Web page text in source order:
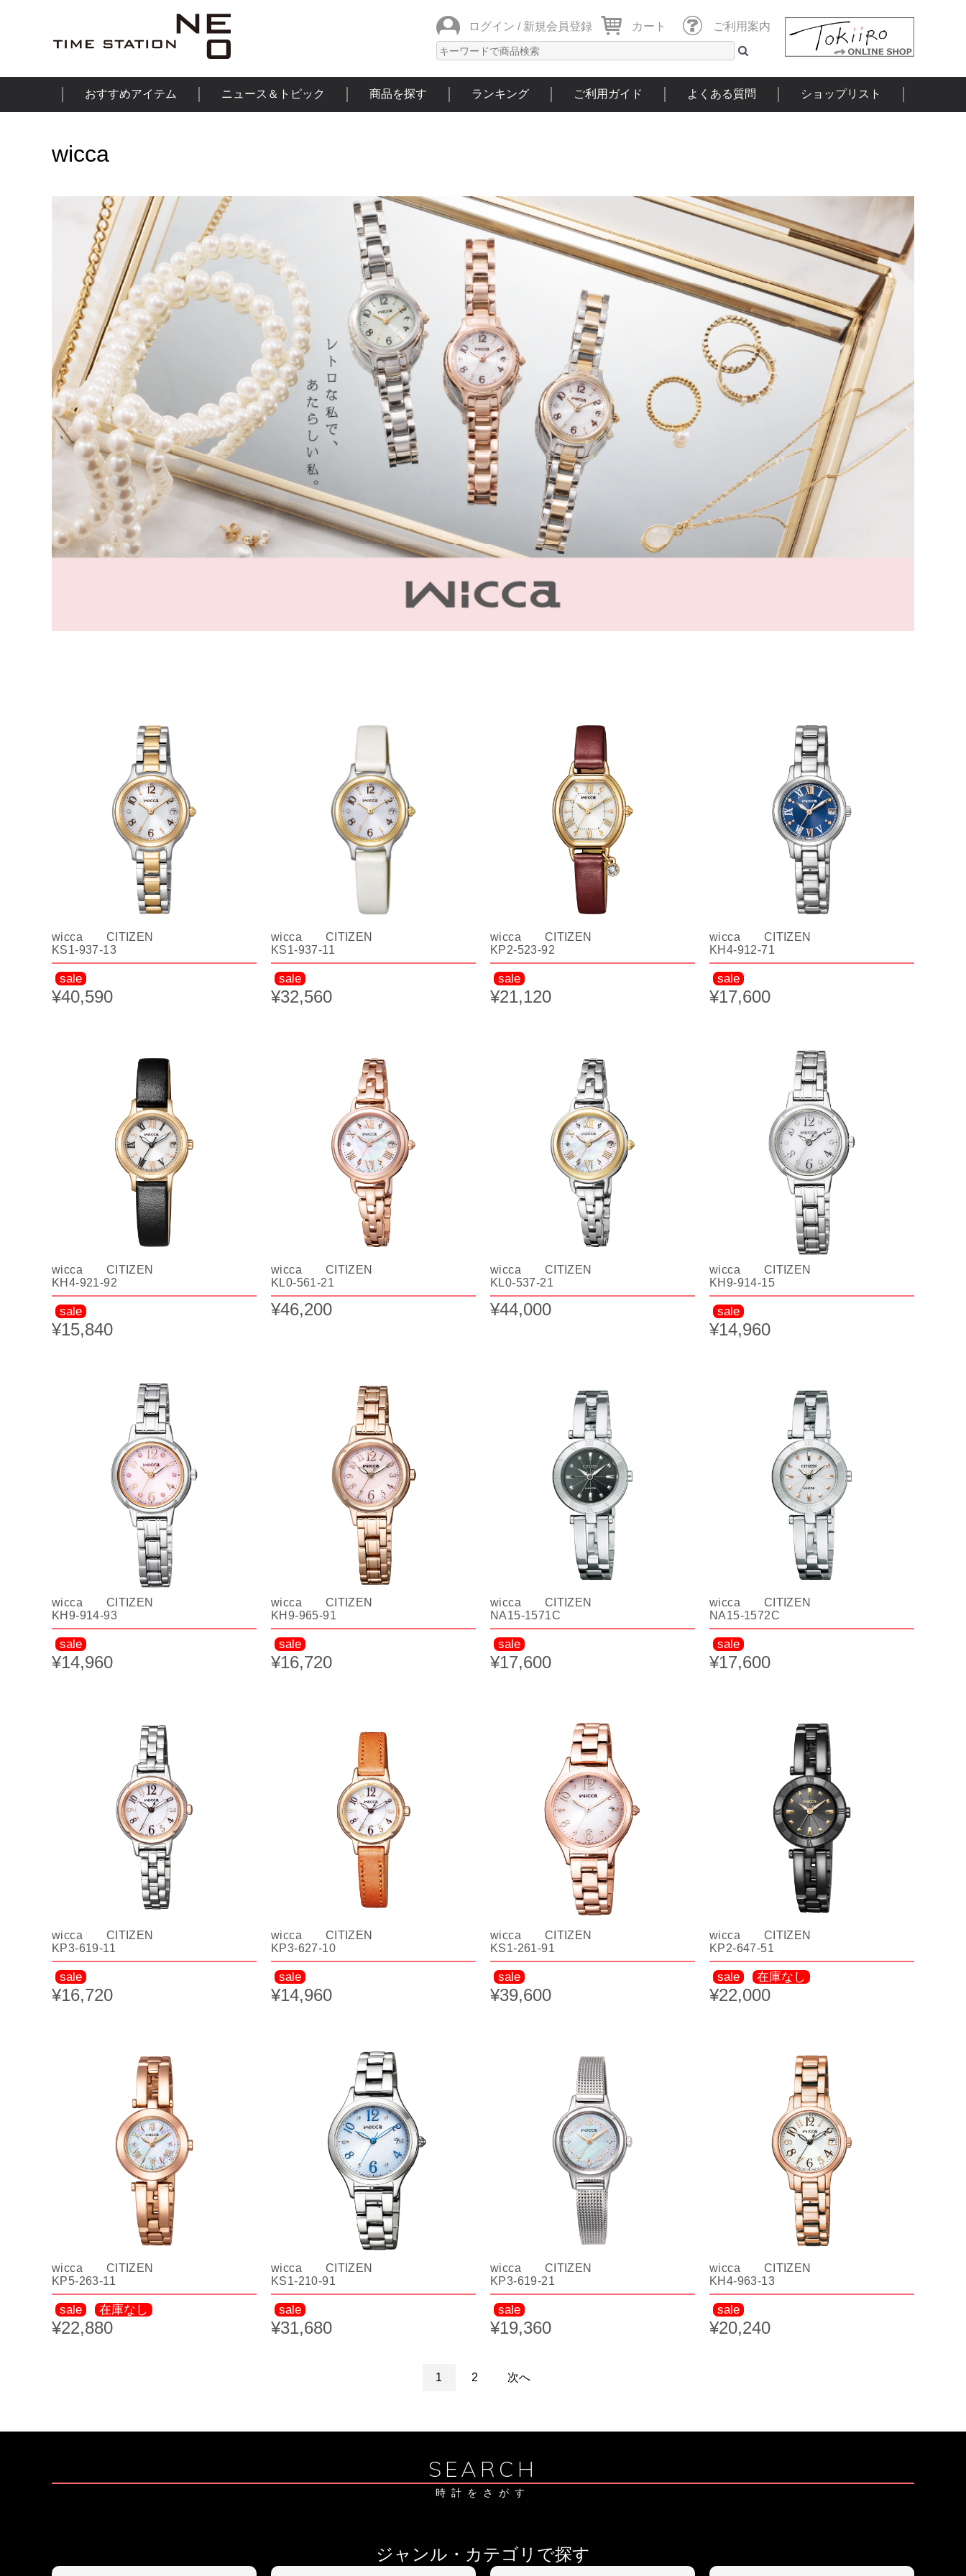
ログイン / 新規会員登録 カート ご利用案内
おすすめアイテム ニュース＆トピック 商品を探す ランキング ご利用ガイド よくある質問 ショップリスト
wicca
wicca CITIZEN
KS1-937-13
sale
¥40,590
wicca CITIZEN
KS1-937-11
sale
¥32,560
wicca CITIZEN
KP2-523-92
sale
¥21,120
wicca CITIZEN
KH4-912-71
sale
¥17,600
wicca CITIZEN
KH4-921-92
sale
¥15,840
wicca CITIZEN
KL0-561-21
¥46,200
wicca CITIZEN
KL0-537-21
¥44,000
wicca CITIZEN
KH9-914-15
sale
¥14,960
wicca CITIZEN
KH9-914-93
sale
¥14,960
wicca CITIZEN
KH9-965-91
sale
¥16,720
wicca CITIZEN
NA15-1571C
sale
¥17,600
wicca CITIZEN
NA15-1572C
sale
¥17,600
wicca CITIZEN
KP3-619-11
sale
¥16,720
wicca CITIZEN
KP3-627-10
sale
¥14,960
wicca CITIZEN
KS1-261-91
sale
¥39,600
wicca CITIZEN
KP2-647-51
sale 在庫なし
¥22,000
wicca CITIZEN
KP5-263-11
sale 在庫なし
¥22,880
wicca CITIZEN
KS1-210-91
sale
¥31,680
wicca CITIZEN
KP3-619-21
sale
¥19,360
wicca CITIZEN
KH4-963-13
sale
¥20,240
1 2 次へ
SEARCH
時計をさがす
ジャンル・カテゴリで探す